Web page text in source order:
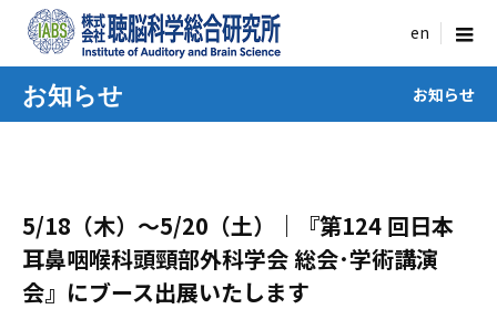
menu
お知らせ お知らせ
5/18（木）〜5/20（土）｜『第124 回日本
耳鼻咽喉科頭頸部外科学会 総会･学術講演
会』にブース出展いたします